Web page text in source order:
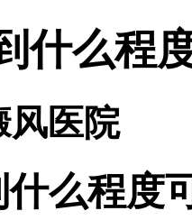
什么程
风医院
什么程度